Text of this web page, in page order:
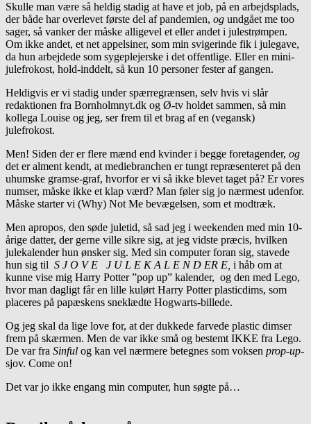
Skulle man være så heldig stadig at have et job, på en arbejdsplads,
der både har overlevet første del af pandemien, og undgået me too
sager, så vanker der måske alligevel et eller andet i julestrømpen.
Om ikke andet, et net appelsiner, som min svigerinde fik i julegave,
da hun arbejdede som sygeplejerske i det offentlige. Eller en mini-
julefrokost, hold-inddelt, så kun 10 personer fester af gangen.
Heldigvis er vi stadig under spærregrænsen, selv hvis vi slår
redaktionen fra Bornholmnyt.dk og Ø-tv holdet sammen, så min
kollega Louise og jeg, ser frem til et brag af en (vegansk)
julefrokost.
Men! Siden der er flere mænd end kvinder i begge foretagender, og
det er alment kendt, at mediebranchen er tungt repræsenteret på den
uhumske gramse-graf, hvorfor er vi så ikke blevet taget på? Er vores
numser, måske ikke et klap værd? Man føler sig jo nærmest udenfor.
Måske starter vi (Why) Not Me bevægelsen, som et modtræk.
Men apropos, den søde juletid, så sad jeg i weekenden med min 10-
årige datter, der gerne ville sikre sig, at jeg vidste præcis, hvilken
julekalender hun ønsker sig. Med sin computer foran sig, stavede
hun sig til S J O V E J U L E K A L E N D ER E, i håb om at
kunne vise mig Harry Potter ”pop up” kalender, og den med Lego,
hvor man dagligt får en lille kulørt Harry Potter plasticdims, som
placeres på papæskens sneklædte Hogwarts-billede.
Og jeg skal da lige love for, at der dukkede farvede plastic dimser
frem på skærmen. Men de var ikke små og bestemt IKKE fra Lego.
De var fra Sinful og kan vel nærmere betegnes som voksen prop-up-
sjov. Come on!
Det var jo ikke engang min computer, hun søgte på…